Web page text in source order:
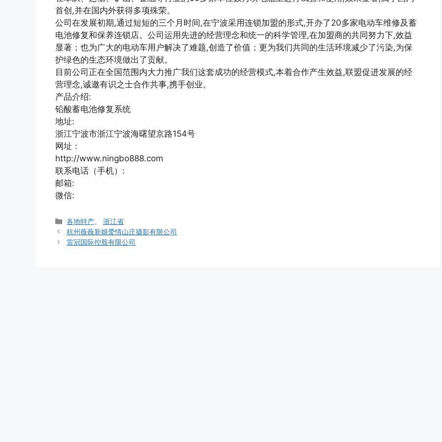
首创,并在国内外获得多项殊荣。
公司在发展初期,通过短短的三个月时间,在宁波采用连锁加盟的形式,开办了20多家电动车维修及蓄
电池修复和保养连锁店。公司运用先进的经营理念和统一的科学管理,在加盟商的共同努力下,效益
显著；也为广大的电动车用户解决了难题,创造了价值；更为我们共同的生活环境减少了污染,为保
护绿色的生态环境做出了贡献。
目前公司正在全国范围内大力推广我们这套成功的经营模式,本着合作产生效益,联盟促进发展的经
营理念,诚邀有识之士合作共事,携手创业。
产品介绍:
铅酸蓄电池修复系统
地址:
浙江宁波市浙江宁波海曙望京路154号
网址：
http://www.ningbo888.com
联系电话（手机）:
邮箱:
微信:
分
类
各地特产 、浙江省
杭州薇薇新娘爱情山庄摄影有限公司
雷冠国际控股有限公司